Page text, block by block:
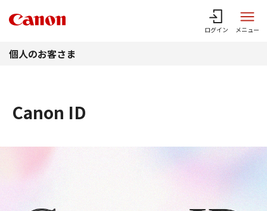
ログイン メニュー
個人のお客さま
Canon ID